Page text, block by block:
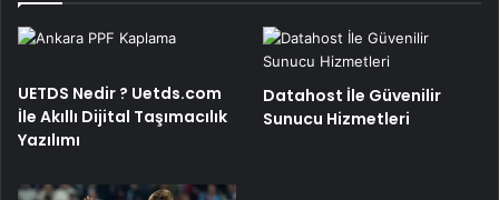
UETDS Nedir ? Uetds.com
İle Akıllı Dijital Taşımacılık
Yazılımı
Datahost İle Güvenilir
Sunucu Hizmetleri